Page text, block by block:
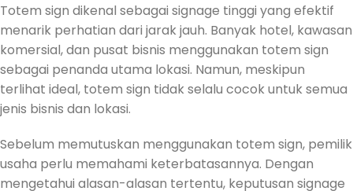
Totem sign dikenal sebagai signage tinggi yang efektif
menarik perhatian dari jarak jauh. Banyak hotel, kawasan
komersial, dan pusat bisnis menggunakan totem sign
sebagai penanda utama lokasi. Namun, meskipun
terlihat ideal, totem sign tidak selalu cocok untuk semua
jenis bisnis dan lokasi.
Sebelum memutuskan menggunakan totem sign, pemilik
usaha perlu memahami keterbatasannya. Dengan
mengetahui alasan-alasan tertentu, keputusan signage